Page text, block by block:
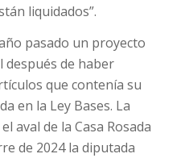
liquidados”.
pasado un proyecto
después de haber
que contenía su
en la Ley Bases. La
aval de la Casa Rosada
de 2024 la diputada